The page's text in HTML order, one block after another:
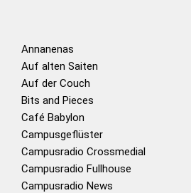
Annanenas
Auf alten Saiten
Auf der Couch
Bits and Pieces
Café Babylon
Campusgeflüster
Campusradio Crossmedial
Campusradio Fullhouse
Campusradio News